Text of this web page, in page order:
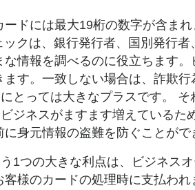
ードには最大19桁の数字が含ま
クは、銀行発行者、国別発行
な情報を調べるのに役立ちます
す。一致しない場合は、詐欺
とっては大きなプラスです。
ジネスがますます増えている
身元情報の盗難を防ぐことがで
1つの大きな利点は、ビジネス
様のカードの処理時に支払わ